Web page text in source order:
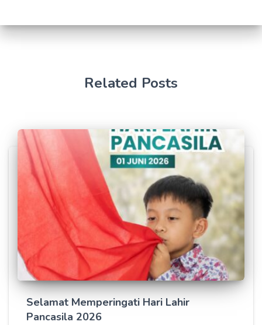
Related Posts
Selamat Memperingati Hari Lahir
Pancasila 2026